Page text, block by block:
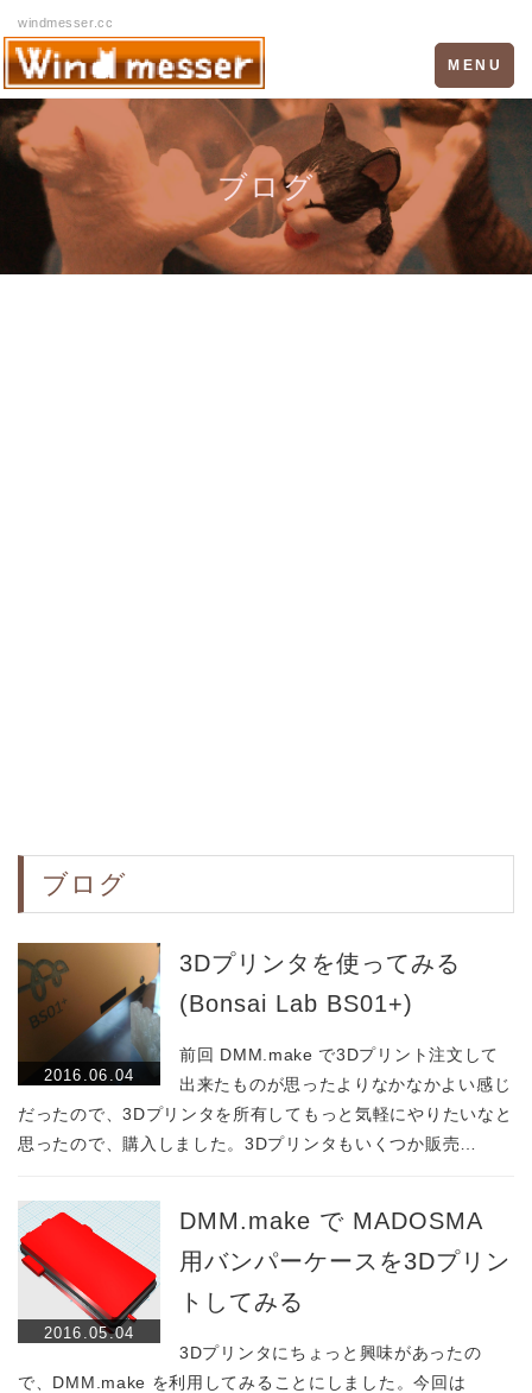
windmesser.cc
Toggle
navigation
MENU
ブログ
ブログ
2016.06.04
3Dプリンタを使ってみる
(Bonsai Lab BS01+)
前回 DMM.make で3Dプリント注文して
出来たものが思ったよりなかなかよい感じ
だったので、3Dプリンタを所有してもっと気軽にやりたいなと
思ったので、購入しました。3Dプリンタもいくつか販売…
2016.05.04
DMM.make で MADOSMA
用バンパーケースを3Dプリン
トしてみる
3Dプリンタにちょっと興味があったの
で、DMM.make を利用してみることにしました。今回は